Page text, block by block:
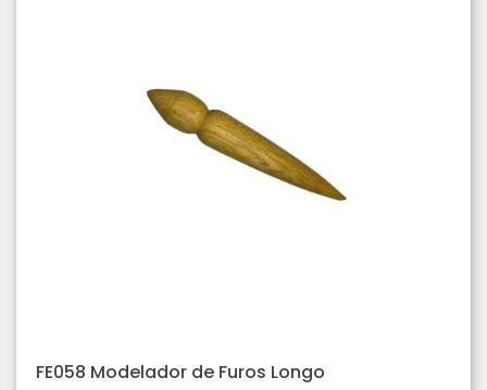
FE058 Modelador de Furos Longo